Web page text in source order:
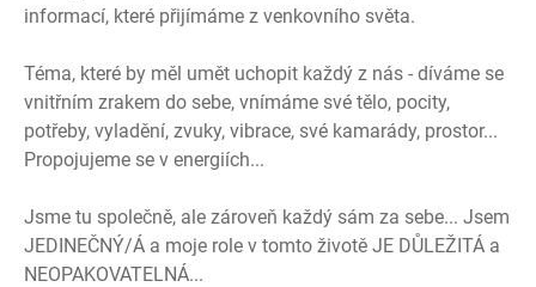
informací, které přijímáme z venkovního světa.
Téma, které by měl umět uchopit každý z nás - díváme se
vnitřním zrakem do sebe, vnímáme své tělo, pocity,
potřeby, vyladění, zvuky, vibrace, své kamarády, prostor...
Propojujeme se v energiích...
Jsme tu společně, ale zároveň každý sám za sebe... Jsem
JEDINEČNÝ/Á a moje role v tomto životě JE DŮLEŽITÁ a
NEOPAKOVATELNÁ...